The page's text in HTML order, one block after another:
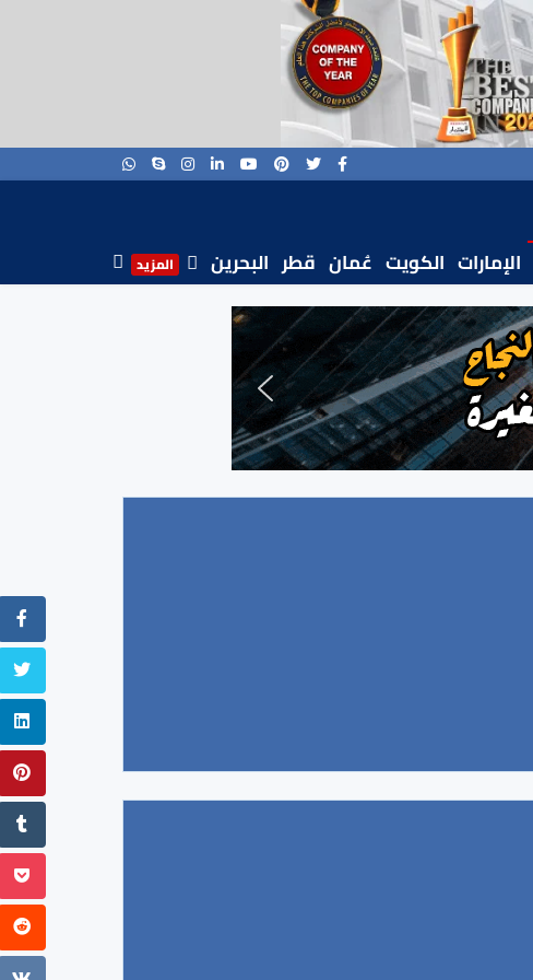
الإمارات الكويت عُمان قطر البحرين المزيد